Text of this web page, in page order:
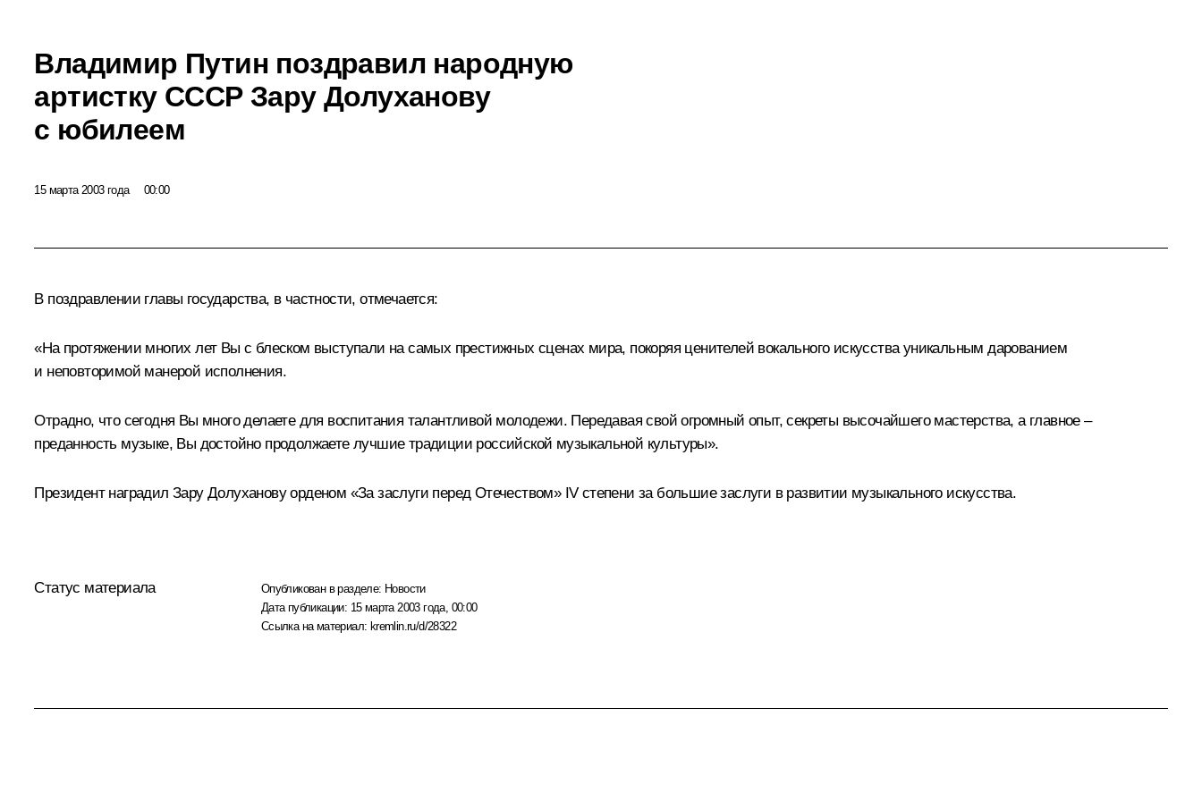
Владимир Путин поздравил народную
артистку СССР Зару Долуханову
с юбилеем
15 марта 2003 года 00:00
В поздравлении главы государства, в частности, отмечается:
«На протяжении многих лет Вы с блеском выступали на самых престижных сценах мира, покоряя ценителей вокального искусства уникальным дарованием
и неповторимой манерой исполнения.
Отрадно, что сегодня Вы много делаете для воспитания талантливой молодежи. Передавая свой огромный опыт, секреты высочайшего мастерства, а главное –
преданность музыке, Вы достойно продолжаете лучшие традиции российской музыкальной культуры».
Президент наградил Зару Долуханову орденом «За заслуги перед Отечеством» IV степени за большие заслуги в развитии музыкального искусства.
Статус материала Опубликован в разделе: Новости
Дата публикации: 15 марта 2003 года, 00:00
Ссылка на материал: kremlin.ru/d/28322